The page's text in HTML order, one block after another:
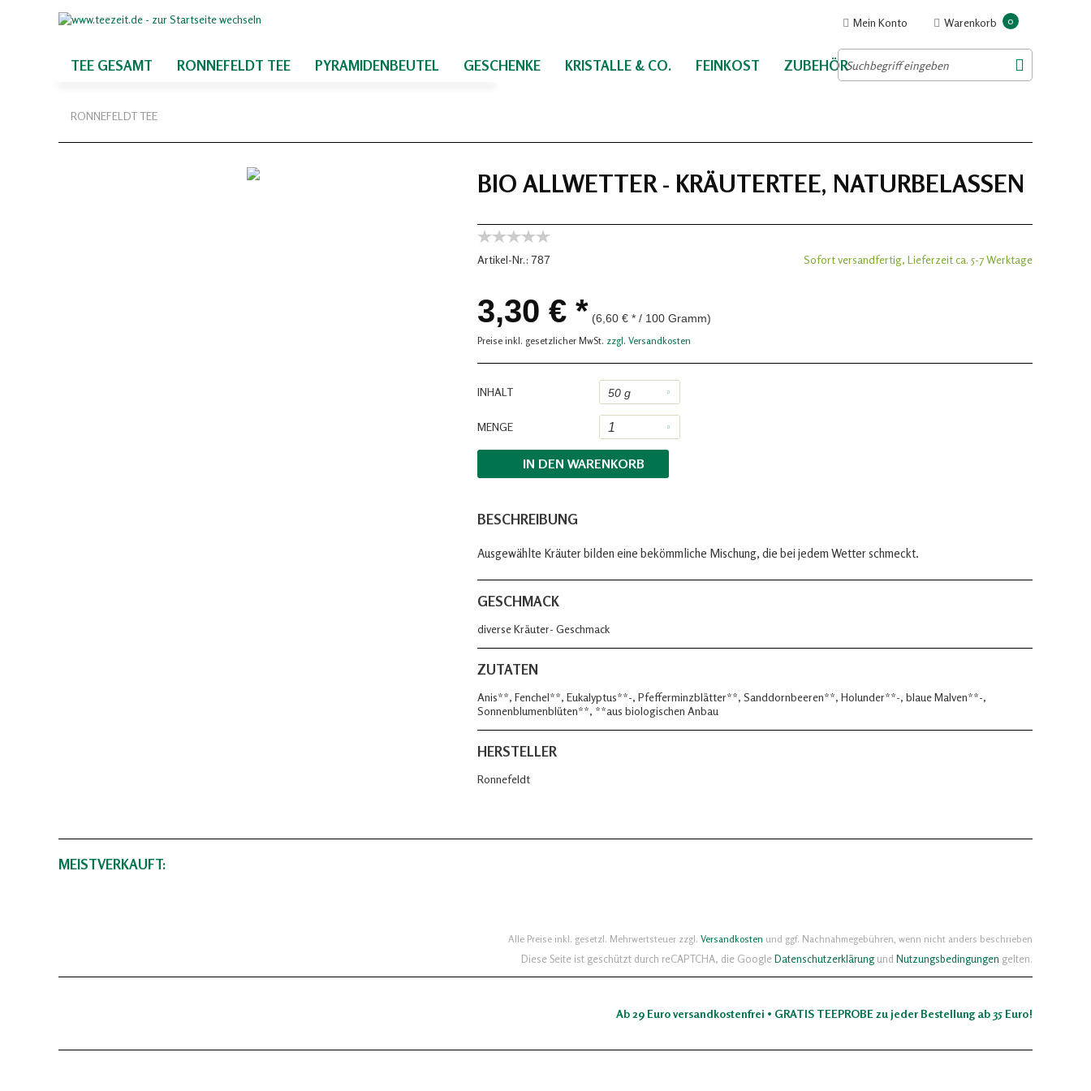
Warenkorb 0
Mein Konto
TEE GESAMT RONNEFELDT TEE PYRAMIDENBEUTEL GESCHENKE KRISTALLE & CO. FEINKOST ZUBEHÖR
RONNEFELDT TEE
BIO ALLWETTER - KRÄUTERTEE, NATURBELASSEN
Artikel-Nr.: 787 Sofort versandfertig, Lieferzeit ca. 5-7 Werktage
3,30 € * (6,60 € * / 100 Gramm)
Preise inkl. gesetzlicher MwSt. zzgl. Versandkosten
INHALT
MENGE
IN DEN WARENKORB
BESCHREIBUNG
Ausgewählte Kräuter bilden eine bekömmliche Mischung, die bei jedem Wetter schmeckt.
GESCHMACK
diverse Kräuter- Geschmack
ZUTATEN
Anis**, Fenchel**, Eukalyptus**-, Pfefferminzblätter**, Sanddornbeeren**, Holunder**-, blaue Malven**-,
Sonnenblumenblüten**, **aus biologischen Anbau
HERSTELLER
Ronnefeldt
MEISTVERKAUFT:
Alle Preise inkl. gesetzl. Mehrwertsteuer zzgl. Versandkosten und ggf. Nachnahmegebühren, wenn nicht anders beschrieben
Diese Seite ist geschützt durch reCAPTCHA, die GoogleDatenschutzerklärungund Nutzungsbedingungen gelten.
Ab 29 Euro versandkostenfrei • GRATIS TEEPROBE zu jeder Bestellung ab 35 Euro!